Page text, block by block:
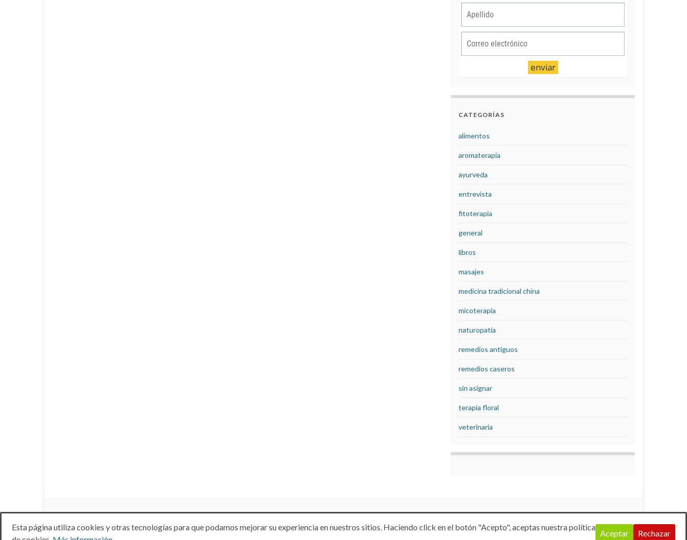
CATEGORÍAS
alimentos
aromaterapia
ayurveda
entrevista
fitoterapia
general
libros
masajes
medicina tradicional china
micoterapia
naturopatia
remedios antiguos
remedios caseros
sin asignar
terapia floral
veterinaria
© 2026 ANTIBIÓTICOS NATURALES.
Esta página utiliza cookies y otras tecnologías para que podamos mejorar su experiencia en nuestros sitios. Haciendo click en el botón "Acepto", aceptas nuestra política
Aceptar Rechazar